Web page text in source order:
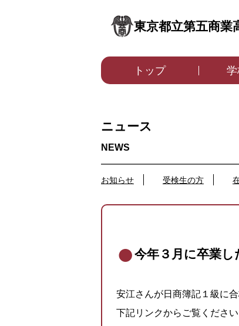
東京都立第五商
トップ
ニュース
お知らせ 受検生の方
今年３月に卒業
安江さんが日商簿記１級に
下記リンクからご覧ください